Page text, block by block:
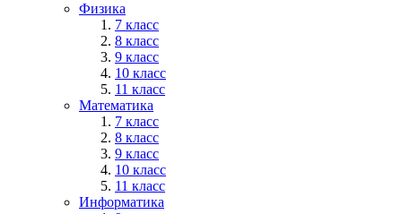
Физика
7 класс
8 класс
9 класс
10 класс
11 класс
Математика
7 класс
8 класс
9 класс
10 класс
11 класс
Информатика